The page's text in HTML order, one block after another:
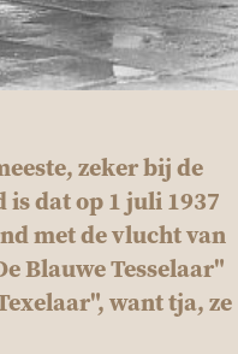
zeker bij de
dat op 1 juli 1937
met de vlucht van
Blauwe Tesselaar"
want tja, ze